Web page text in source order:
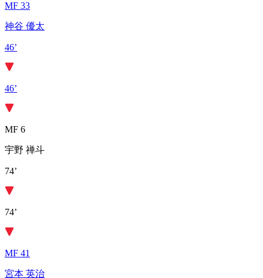
MF 33
神谷 優太
46’
46’
MF 6
宇野 禅斗
74’
74’
MF 41
宮本 英治